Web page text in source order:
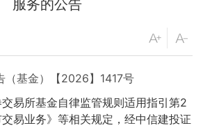
服务的公告
（基金）【2026】1417号
所基金自律监管规则适用指引第2
易业务》等相关规定，经中信建投证